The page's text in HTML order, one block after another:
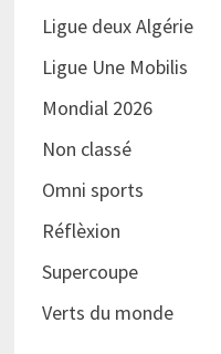
Ligue deux Algérie
Ligue Une Mobilis
Mondial 2026
Non classé
Omni sports
Réflèxion
Supercoupe
Verts du monde